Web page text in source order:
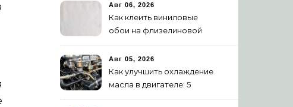
Авг 06, 2026
Как клеить виниловые
обои на флизелиновой
инструкция
Авг 05, 2026
Как улучшить охлаждение
масла в двигателе: 5